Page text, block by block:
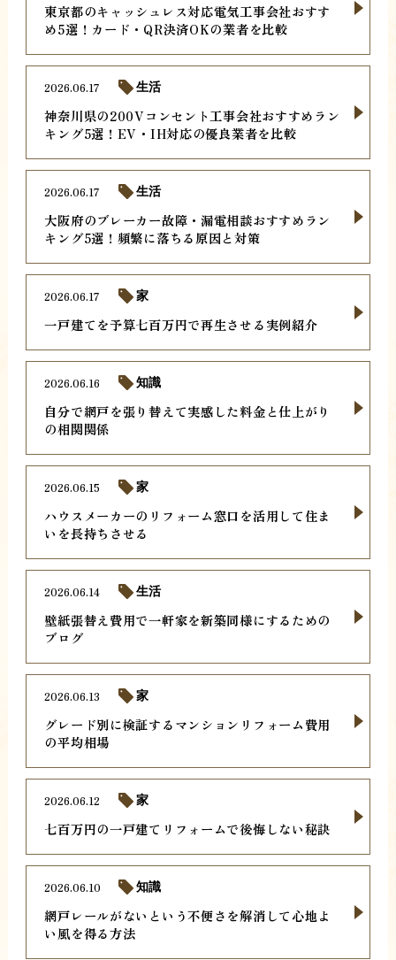
東京都のキャッシュレス対応電気工事会社おすす
め5選！カード・QR決済OKの業者を比較
神奈川県の200Vコンセント工事会社おすすめラン
キング5選！EV・IH対応の優良業者を比較
2026.06.17 生活
大阪府のブレーカー故障・漏電相談おすすめラン
キング5選！頻繁に落ちる原因と対策
2026.06.17 生活
一戸建てを予算七百万円で再生させる実例紹介
2026.06.17 家
自分で網戸を張り替えて実感した料金と仕上がり
の相関関係
2026.06.16 知識
ハウスメーカーのリフォーム窓口を活用して住ま
いを長持ちさせる
2026.06.15 家
壁紙張替え費用で一軒家を新築同様にするための
ブログ
2026.06.14 生活
グレード別に検証するマンションリフォーム費用
の平均相場
2026.06.13 家
七百万円の一戸建てリフォームで後悔しない秘訣
2026.06.12 家
網戸レールがないという不便さを解消して心地よ
い風を得る方法
2026.06.10 知識